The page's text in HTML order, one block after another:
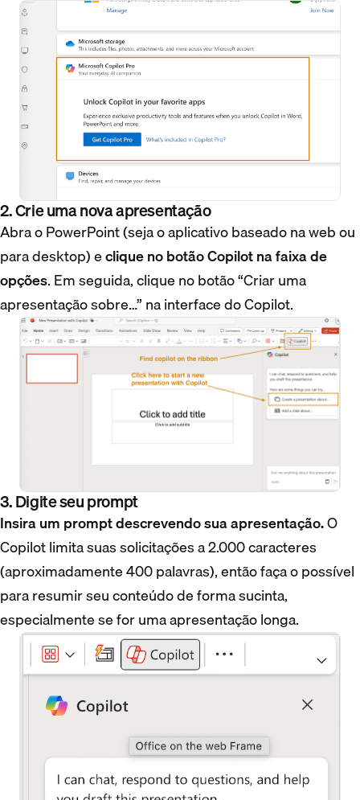
2. Crie uma nova apresentação
Abra o PowerPoint (seja o aplicativo baseado na web ou
para desktop) eclique no botão Copilot na faixa de
opções. Em seguida, clique no botão “Criar uma
apresentação sobre…” na interface do Copilot.
3. Digite seu prompt
Insira um prompt descrevendo sua apresentação.O
Copilot limita suas solicitações a 2.000 caracteres
(aproximadamente 400 palavras), então faça o possível
para resumir seu conteúdo de forma sucinta,
especialmente se for uma apresentação longa.